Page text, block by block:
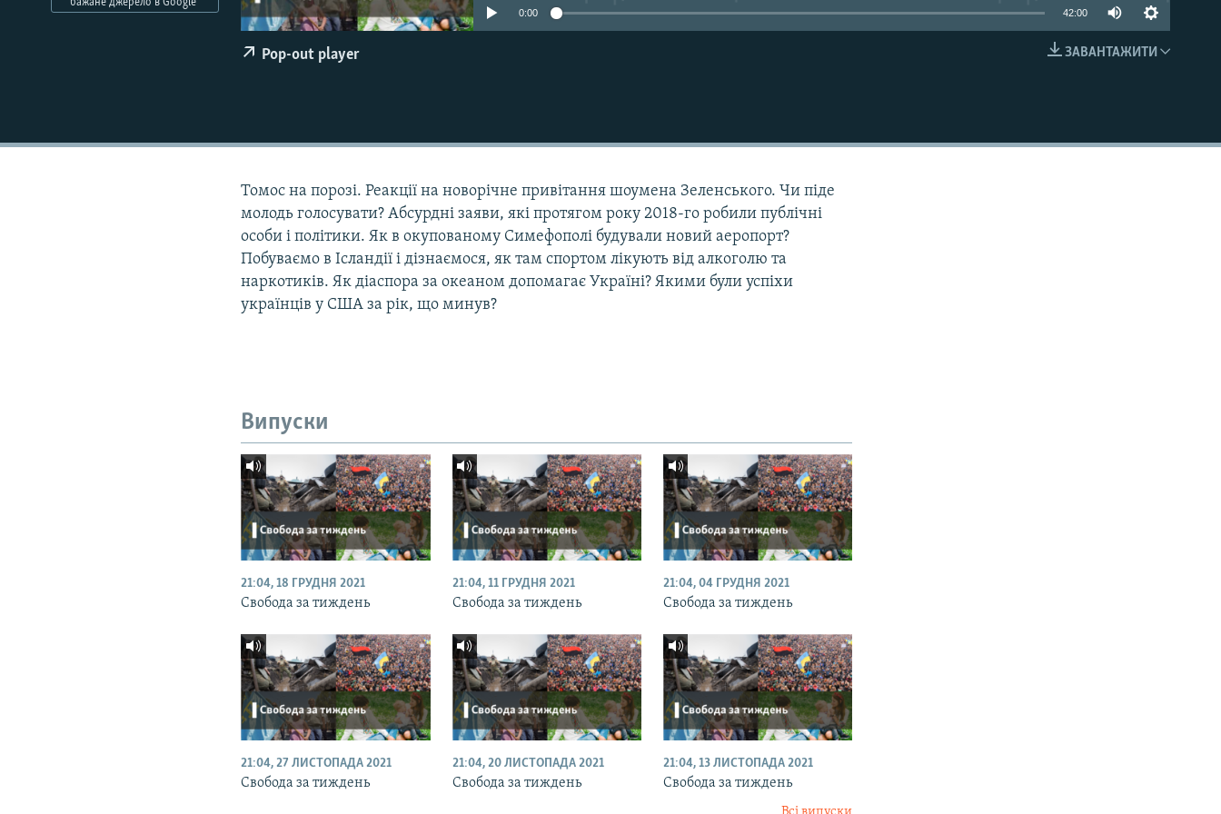
0:00 42:00
ЗАВАНТАЖИТИ
Pop-out player
Томос на порозі. Реакції на новорічне привітання шоумена Зеленського. Чи піде
молодь голосувати? Абсурдні заяви, які протягом року 2018-го робили публічні
особи і політики. Як в окупованому Симефополі будували новий аеропорт?
Побуваємо в Ісландії і дізнаємося, як там спортом лікують від алкоголю та
наркотиків. Як діаспора за океаном допомагає Україні? Якими були успіхи
українців у США за рік, що минув?
Випуски
21:04, 18 ГРУДНЯ 2021
Свобода за тиждень
21:04, 11 ГРУДНЯ 2021
Свобода за тиждень
21:04, 04 ГРУДНЯ 2021
Свобода за тиждень
21:04, 27 ЛИСТОПАДА 2021
Свобода за тиждень
21:04, 20 ЛИСТОПАДА 2021
Свобода за тиждень
21:04, 13 ЛИСТОПАДА 2021
Свобода за тиждень